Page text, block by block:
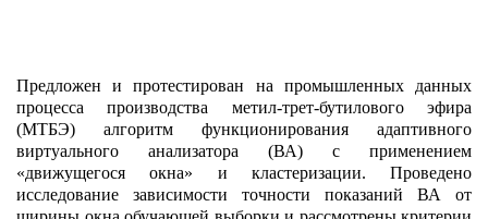
Предложен и протестирован на промышленных данных
процесса производства метил-трет-бутилового эфира
(МТБЭ) алгоритм функционирования адаптивного
виртуального анализатора (ВА) с применением
«движущегося окна» и кластеризации. Проведено
исследование зависимости точности показаний ВА от